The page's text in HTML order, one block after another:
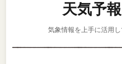
天気予
気象情報を上手に活用